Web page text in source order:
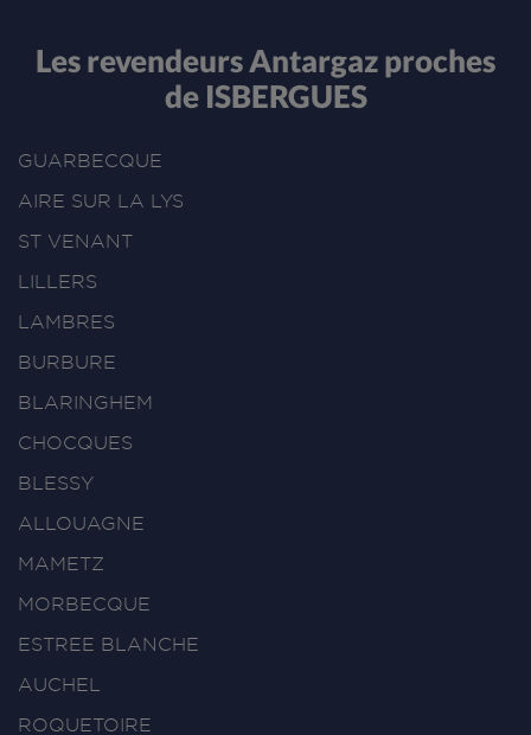
Les revendeurs Antargaz proches
de ISBERGUES
GUARBECQUE
AIRE SUR LA LYS
ST VENANT
LILLERS
LAMBRES
BURBURE
BLARINGHEM
CHOCQUES
BLESSY
ALLOUAGNE
MAMETZ
MORBECQUE
ESTREE BLANCHE
AUCHEL
ROQUETOIRE